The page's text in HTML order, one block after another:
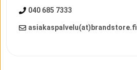
040 685 7333
asiakaspalvelu(at)brandstore.fi